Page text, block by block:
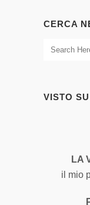
CERCA
VISTO SU
LA
il mio